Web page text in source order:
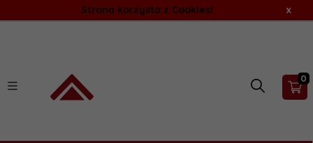
Strona korzysta z Cookies! x
0